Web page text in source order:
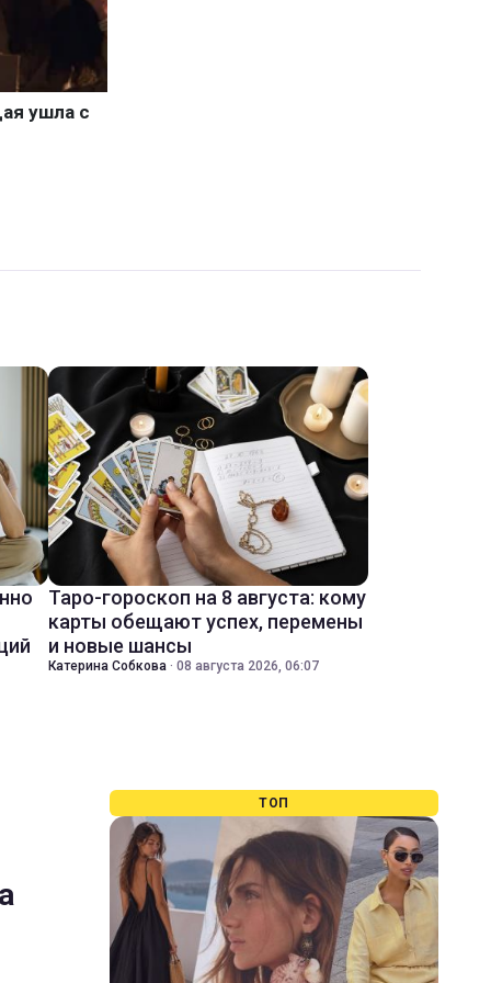
Таро-гороскоп на 8 августа: кому
карты обещают успех, перемены
и новые шансы
Катерина Собкова · 08 августа 2026, 06:07
ТОП